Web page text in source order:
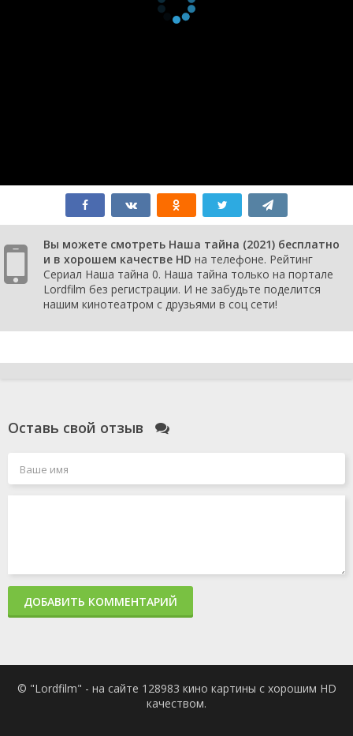
Вы можете смотреть Наша тайна (2021) бесплатно
и в хорошем качестве HD на телефоне. Рейтинг
Сериал Наша тайна 0. Наша тайна только на портале
Lordfilm без регистрации. И не забудьте поделится
нашим кинотеатром с друзьями в соц сети!
Оставь свой отзыв
ДОБАВИТЬ КОММЕНТАРИЙ
© "Lordfilm" - на сайте 128983 кино картины с хорошим HD
качеством.